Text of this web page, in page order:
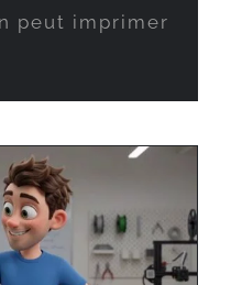
peut imprimer